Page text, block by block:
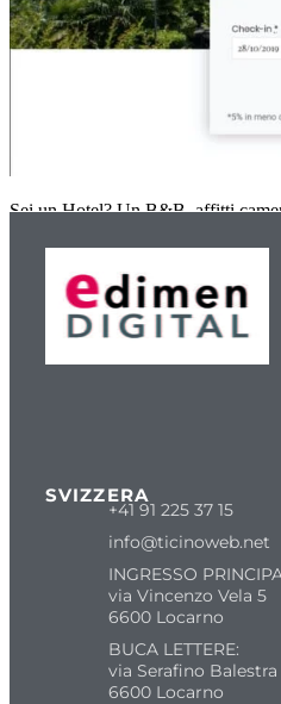
Sei un Hotel? Un B&B, affitti
SVIZZERA
+41 91 225 37 15
info@ticinoweb.net
INGRESSO
via Vincenzo Vela 5
6600 Locarno
BUCA LETTERE:
via Serafino Balestra
6600 Locarno